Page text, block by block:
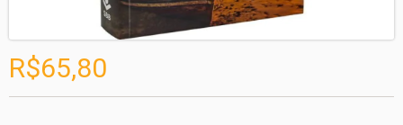
R$65,80